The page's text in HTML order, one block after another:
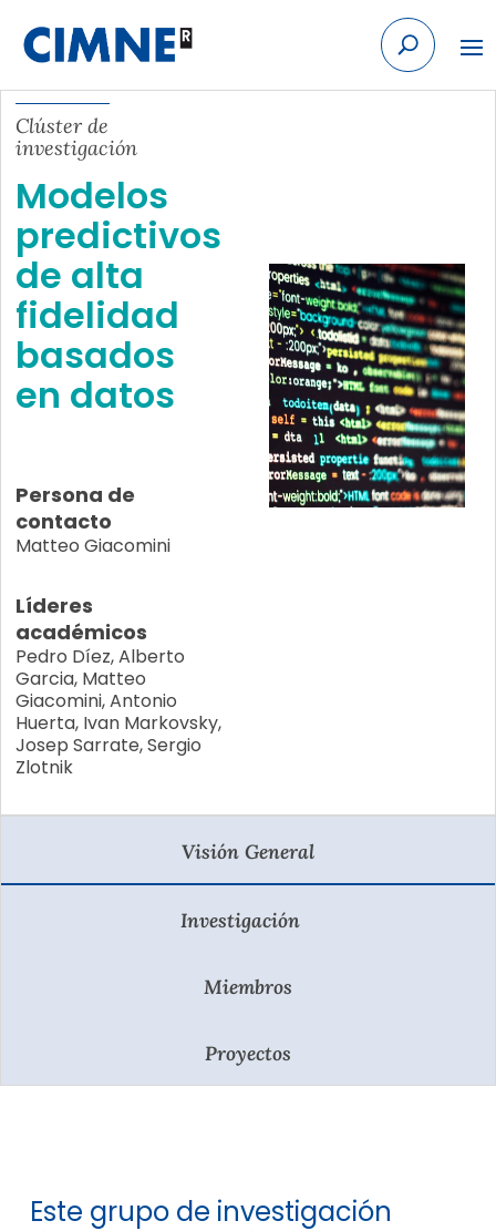
Clúster de
investigación
Modelos
predictivos
de alta
fidelidad
basados
en datos
Persona de
contacto
Matteo Giacomini
Líderes
académicos
Pedro Díez, Alberto
Garcia, Matteo
Giacomini, Antonio
Huerta, Ivan Markovsky,
Josep Sarrate, Sergio
Zlotnik
Visión General
Investigación
Miembros
Proyectos
Este grupo de investigación